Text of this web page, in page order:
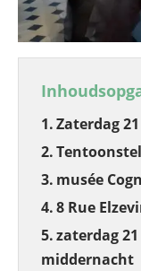
Zaterdag
musée
8 Rue
zaterdag
middernacht